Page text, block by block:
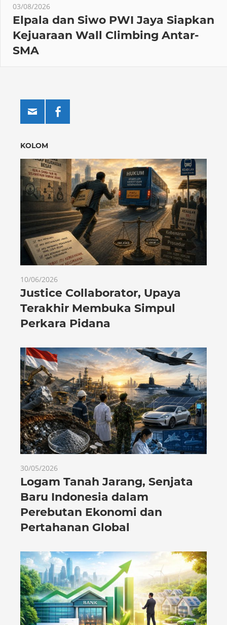
03/08/2026
Elpala dan Siwo PWI Jaya Siapkan
Kejuaraan Wall Climbing Antar-
SMA
KOLOM
10/06/2026
Justice Collaborator, Upaya
Terakhir Membuka Simpul
Perkara Pidana
30/05/2026
Logam Tanah Jarang, Senjata
Baru Indonesia dalam
Perebutan Ekonomi dan
Pertahanan Global